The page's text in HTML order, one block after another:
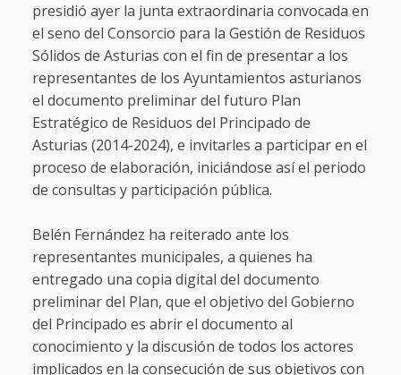
presidió ayer la junta extraordinaria convocada en
el seno del Consorcio para la Gestión de Residuos
Sólidos de Asturias con el fin de presentar a los
representantes de los Ayuntamientos asturianos
el documento preliminar del futuro Plan
Estratégico de Residuos del Principado de
Asturias (2014-2024), e invitarles a participar en el
proceso de elaboración, iniciándose así el periodo
de consultas y participación pública.
Belén Fernández ha reiterado ante los
representantes municipales, a quienes ha
entregado una copia digital del documento
preliminar del Plan, que el objetivo del Gobierno
del Principado es abrir el documento al
conocimiento y la discusión de todos los actores
implicados en la consecución de sus objetivos con